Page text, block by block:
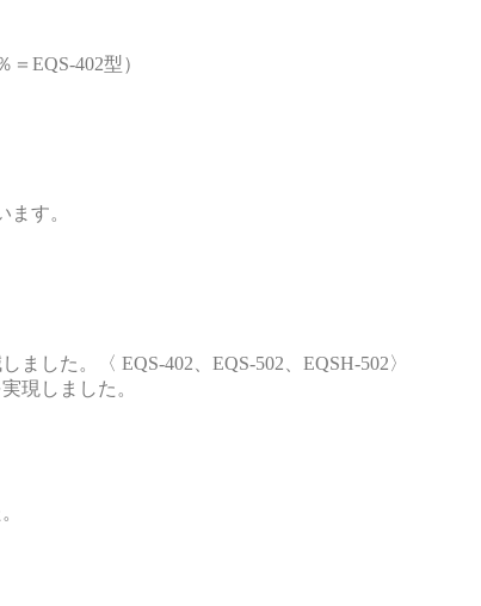
EQS-402型）
す。
した。〈 EQS-402、EQS-502、EQSH-502〉
現しました。